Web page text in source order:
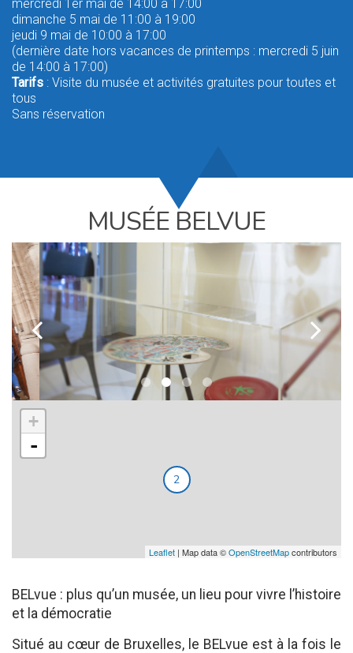
mercredi 1er mai de 14:00 à 17:00
dimanche 5 mai de 11:00 à 19:00
jeudi 9 mai de 10:00 à 17:00
(dernière date hors vacances de printemps : mercredi 5 juin
de 14:00 à 17:00)
Tarifs : Visite du musée et activités gratuites pour toutes et
tous
Sans réservation
MUSÉE BELVUE
k l
2
+
-
Leaflet | Map data ©OpenStreetMapcontributors
BELvue : plus qu’un musée, un lieu pour vivre l’histoire
et la démocratie
Situé au cœur de Bruxelles, le BELvue est à la fois le